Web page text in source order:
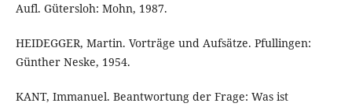
Aufl. Gütersloh: Mohn, 1987.
HEIDEGGER, Martin. Vorträge und Aufsätze. Pfullingen:
Günther Neske, 1954.
KANT, Immanuel. Beantwortung der Frage: Was ist